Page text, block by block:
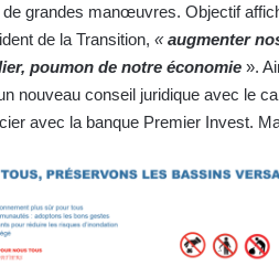
de grandes manœuvres. Objectif
de la Transition, « augmenter
poumon de notre économie ».
nouveau conseil juridique avec le
avec la banque Premier Invest.